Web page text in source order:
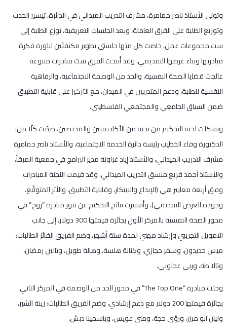
وتولى الأستاذ ناصر حمامرة، مشرف التدريب الميداني في الدائرة، تيسير الحدث
وتوزيع الطلبة على الفرق العاملة، وبعد الجلسات التعريفية، توزع الطلبة إلى
ست مجموعات عمل، خاضت كل منها جلستي تطوير مكثفتَين لبلورة فكرة
مبادرتها وبناء عرضها التقديمي، وقد أنتجت الفرق ست مبادرات متنوعة
عالجت قضايا الصحة النفسية، والحد من الوصمة الاجتماعية، والرفاهية
النفسية للطلبة، ودعم المتدربين في الميدان، مع التركيز على قابلية التطبيق
ضمن السياق الجامعي والمجتمعي الفلسطيني.
وتشكلت لجنة التحكيم من نخبة من الأكاديميين والمختصين، ضمّت كلّا من:
الدكتورة وفاء الخطيب رئيسة دائرة الخدمة الاجتماعية، والأستاذ ناصر حمامرة
مشرف التدريب الميداني، والأستاذ إياد غزاونة مدير البرامج في جمعية المرفأ،
والأستاذ أحمد قريع منسق التدريب الميداني. وقد قيمت اللجنة المبادرات
وفق أربعة معايير هي (الإبداع والابتكار، وقابلية التطبيق، والأثر المتوقّع،
وجودة العرض التقديمي)، وأسفرت نتائج التحكيم عن فوز مبادرة “روح” في
محور الصحة النفسية بالمركز الأول بجائزة قيمتها 300 دولار، إلى جانب
التمويل التجريبي وإرشاد مهني لمدة ستة أشهر، وضم الفريق الفائز الطالبات:
ميس حديدون، وسمر حجازي، وكنانة هلسة، وهالة طويل، وتالين رمضان،
وتالا طه، وربى عجلوني.
وحلت مبادرة “The Top One” في محور الحد من الوصمة في المركز الثاني
بجائزة قيمتها 200 دولار مع دعم إرشادي، وضم الفريق الطالبات: زينة الشبر،
وليان ابو ميزر، ورؤى حجة، ومنى عويس، وياسمينا دبش.